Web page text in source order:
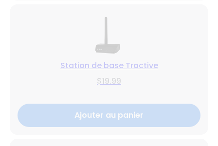
Station de base Tractive
$19.99
Ajouter au panier